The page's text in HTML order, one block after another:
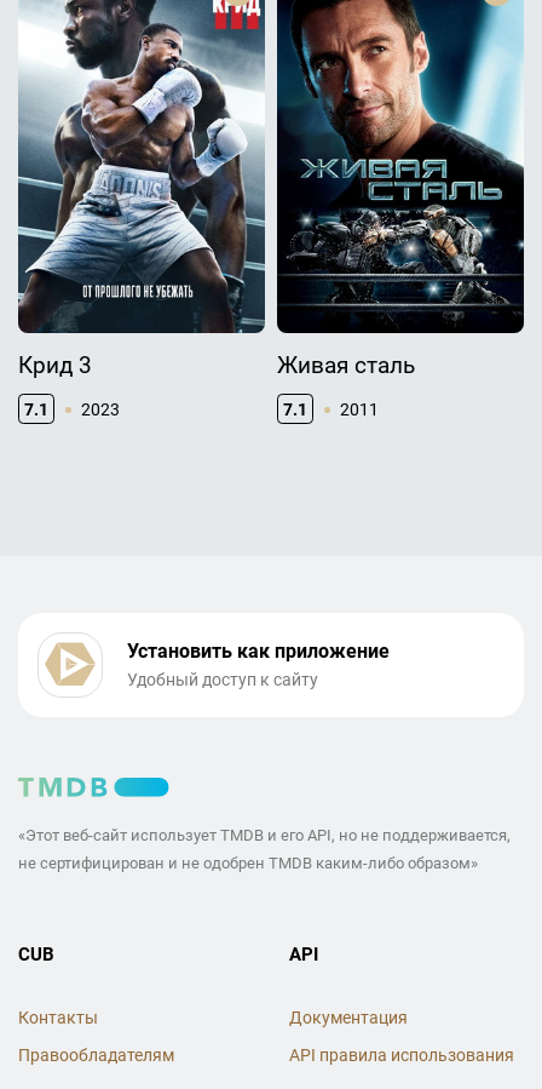
Крид 3
7.1 2023
Живая сталь
7.1 2011
Установить как приложение
Удобный доступ к сайту
«Этот веб-сайт использует TMDB и его API, но не поддерживается,
не сертифицирован и не одобрен TMDB каким-либо образом»
CUB
Контакты
Правообладателям
API
Документация
API правила использования